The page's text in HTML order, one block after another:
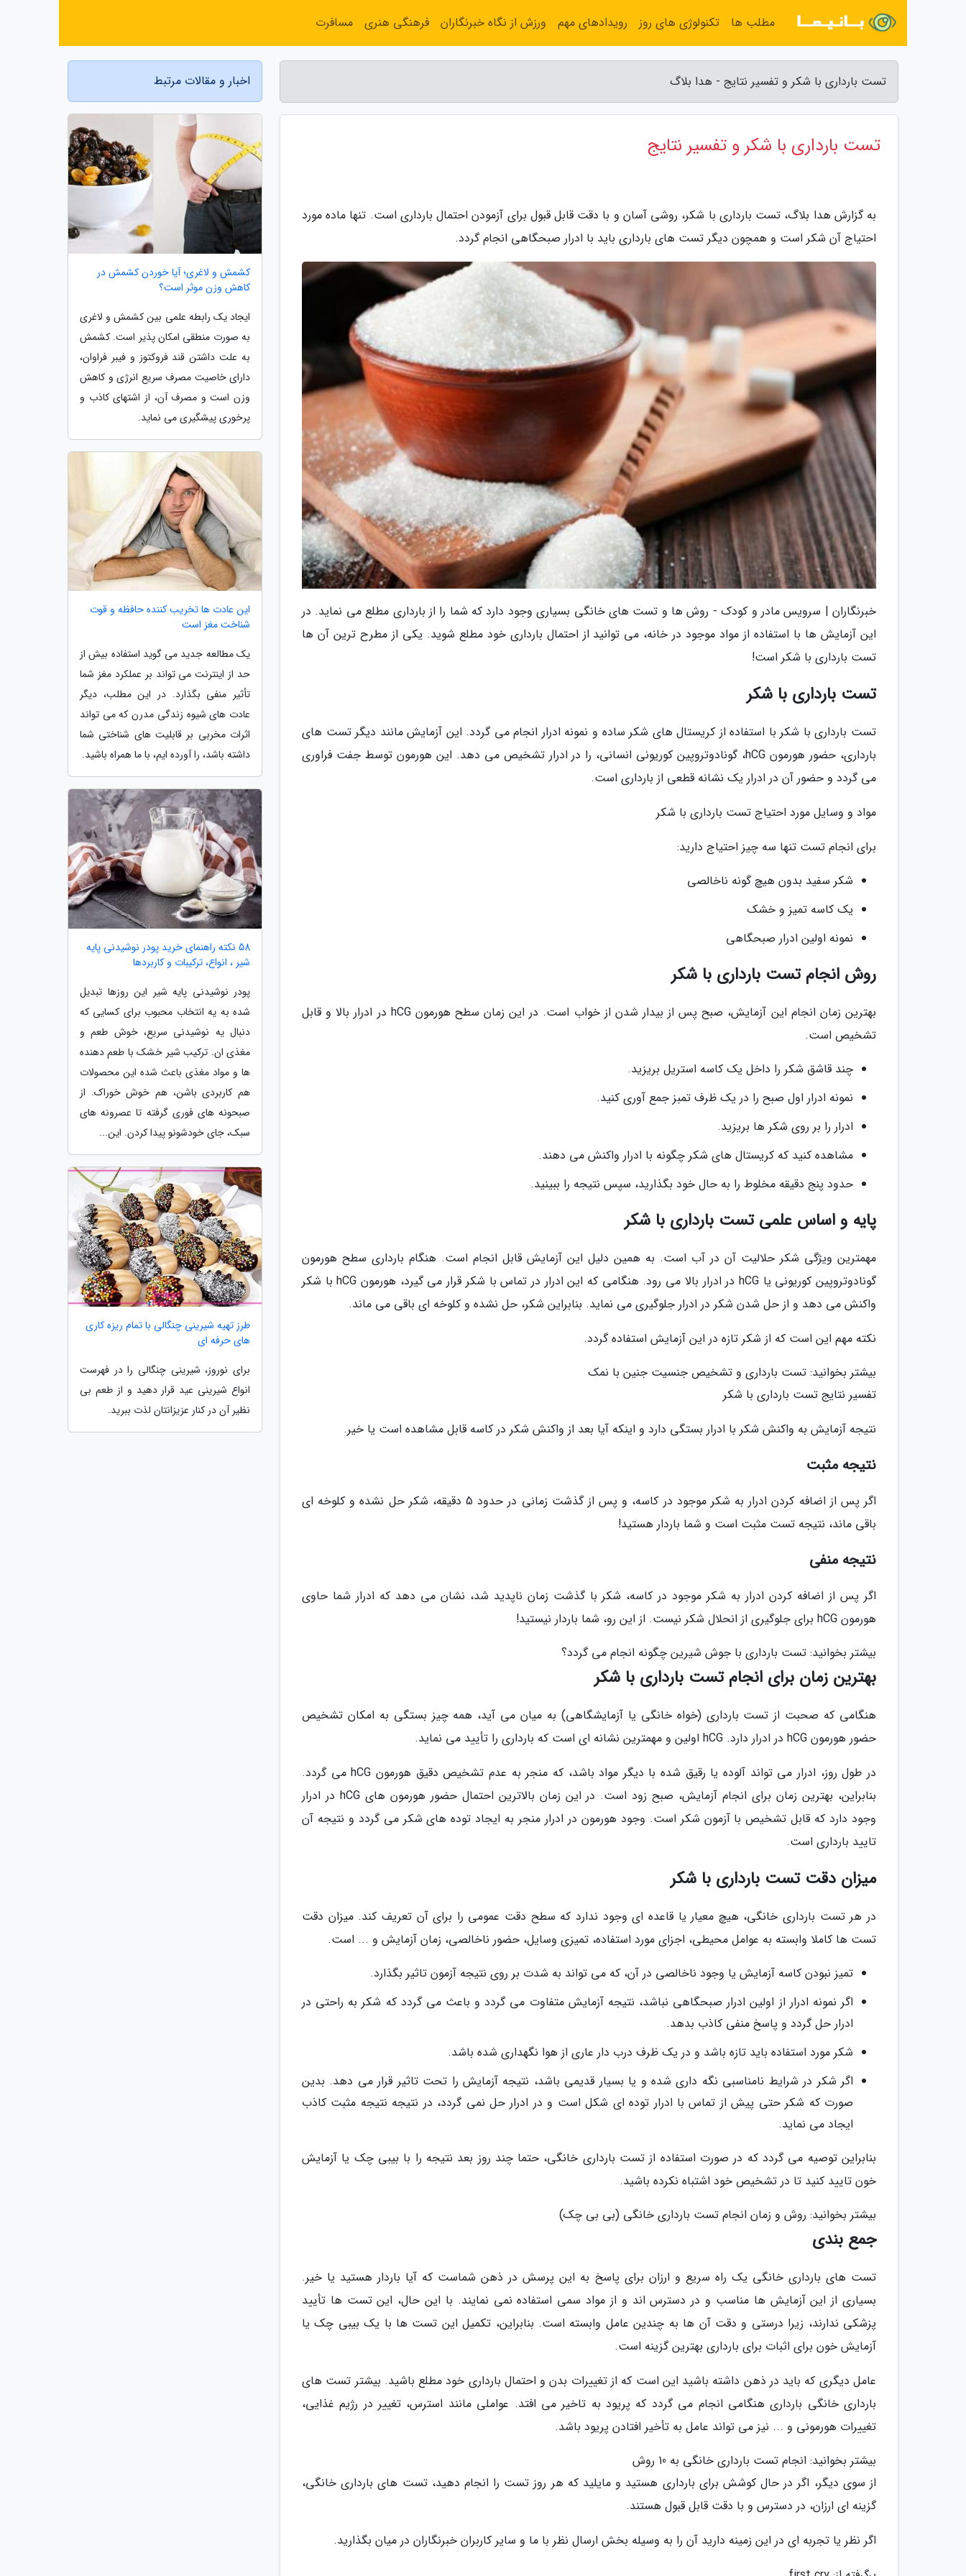
تست بارداری با شکر و تفسیر نتایج - هدا بلاگ
تست بارداری با شکر و تفسیر نتایج
به گزارش هدا بلاگ، تست بارداری با شکر، روشی آسان و با دقت قابل قبول برای آزمودن احتمال بارداری است. تنها ماده مورد
احتیاج آن شکر است و همچون دیگر تست های بارداری باید با ادرار صبحگاهی انجام گردد.
خبرنگاران | سرویس مادر و کودک - روش ها و تست های خانگی بسیاری وجود دارد که شما را از بارداری مطلع می نماید. در
این آزمایش ها با استفاده از مواد موجود در خانه، می توانید از احتمال بارداری خود مطلع شوید. یکی از مطرح ترین آن ها
تست بارداری با شکر است!
تست بارداری با شکر
تست بارداری با شکر با استفاده از کریستال های شکر ساده و نمونه ادرار انجام می گردد. این آزمایش مانند دیگر تست های
بارداری، حضور هورمون hCG، گونادوتروپین کوریونی انسانی، را در ادرار تشخیص می دهد. این هورمون توسط جفت فراوری
می گردد و حضور آن در ادرار یک نشانه قطعی از بارداری است.
مواد و وسایل مورد احتیاج تست بارداری با شکر
برای انجام تست تنها سه چیز احتیاج دارید:
شکر سفید بدون هیچ گونه ناخالصی
یک کاسه تمیز و خشک
نمونه اولین ادرار صبحگاهی
روش انجام تست بارداری با شکر
بهترین زمان انجام این آزمایش، صبح پس از بیدار شدن از خواب است. در این زمان سطح هورمون hCG در ادرار بالا و قابل
تشخیص است.
چند قاشق شکر را داخل یک کاسه استریل بریزید.
نمونه ادرار اول صبح را در یک ظرف تمبز جمع آوری کنید.
ادرار را بر روی شکر ها بریزید.
مشاهده کنید که کریستال های شکر چگونه با ادرار واکنش می دهند.
حدود پنج دقیقه مخلوط را به حال خود بگذارید، سپس نتیجه را ببینید.
پایه و اساس علمی تست بارداری با شکر
مهمترین ویژگی شکر حلالیت آن در آب است. به همین دلیل این آزمایش قابل انجام است. هنگام بارداری سطح هورمون
گونادوتروپین کوریونی یا hCG در ادرار بالا می رود. هنگامی که این ادرار در تماس با شکر قرار می گیرد، هورمون hCG با شکر
واکنش می دهد و از حل شدن شکر در ادرار جلوگیری می نماید. بنابراین شکر، حل نشده و کلوخه ای باقی می ماند.
نکته مهم این است که از شکر تازه در این آزمایش استفاده گردد.
بیشتر بخوانید: تست بارداری و تشخیص جنسیت جنین با نمک
تفسیر نتایج تست بارداری با شکر
نتیجه آزمایش به واکنش شکر با ادرار بستگی دارد و اینکه آیا بعد از واکنش شکر در کاسه قابل مشاهده است یا خیر.
نتیجه مثبت
اگر پس از اضافه کردن ادرار به شکر موجود در کاسه، و پس از گذشت زمانی در حدود 5 دقیقه، شکر حل نشده و کلوخه ای
باقی ماند، نتیجه تست مثبت است و شما باردار هستید!
نتیجه منفی
اگر پس از اضافه کردن ادرار به شکر موجود در کاسه، شکر با گذشت زمان ناپدید شد، نشان می دهد که ادرار شما حاوی
هورمون hCG برای جلوگیری از انحلال شکر نیست. از این رو، شما باردار نیستید!
بیشتر بخوانید: تست بارداری با جوش شیرین چگونه انجام می گردد؟
بهترین زمان برای انجام تست بارداری با شکر
هنگامی که صحبت از تست بارداری (خواه خانگی یا آزمایشگاهی) به میان می آید، همه چیز بستگی به امکان تشخیص
حضور هورمون hCG در ادرار دارد. hCG اولین و مهمترین نشانه ای است که بارداری را تأیید می نماید.
در طول روز، ادرار می تواند آلوده یا رقیق شده با دیگر مواد باشد، که منجر به عدم تشخیص دقیق هورمون hCG می گردد.
بنابراین، بهترین زمان برای انجام آزمایش، صبح زود است. در این زمان بالاترین احتمال حضور هورمون های hCG در ادرار
وجود دارد که قابل تشخیص با آزمون شکر است. وجود هورمون در ادرار منجر به ایجاد توده های شکر می گردد و نتیجه آن
تایید بارداری است.
میزان دقت تست بارداری با شکر
در هر تست بارداری خانگی، هیچ معیار یا قاعده ای وجود ندارد که سطح دقت عمومی را برای آن تعریف کند. میزان دقت
تست ها کاملا وابسته به عوامل محیطی، اجزای مورد استفاده، تمیزی وسایل، حضور ناخالصی، زمان آزمایش و ... است.
تمیز نبودن کاسه آزمایش یا وجود ناخالصی در آن، که می تواند به شدت بر روی نتیجه آزمون تاثیر بگذارد.
اگر نمونه ادرار از اولین ادرار صبحگاهی نباشد، نتیجه آزمایش متفاوت می گردد و باعث می گردد که شکر به راحتی در
ادرار حل گردد و پاسخ منفی کاذب بدهد.
شکر مورد استفاده باید تازه باشد و در یک ظرف درب دار عاری از هوا نگهداری شده باشد.
اگر شکر در شرایط نامناسبی نگه داری شده و یا بسیار قدیمی باشد، نتیجه آزمایش را تحت تاثیر قرار می دهد. بدین
صورت که شکر حتی پیش از تماس با ادرار توده ای شکل است و در ادرار حل نمی گردد، در نتیجه نتیجه مثبت کاذب
ایجاد می نماید.
بنابراین توصیه می گردد که در صورت استفاده از تست بارداری خانگی، حتما چند روز بعد نتیجه را با بیبی چک یا آزمایش
خون تایید کنید تا در تشخیص خود اشتباه نکرده باشید.
بیشتر بخوانید: روش و زمان انجام تست بارداری خانگی (بی بی چک)
جمع بندی
تست های بارداری خانگی یک راه سریع و ارزان برای پاسخ به این پرسش در ذهن شماست که آیا باردار هستید یا خیر.
بسیاری از این آزمایش ها مناسب و در دسترس اند و از مواد سمی استفاده نمی نمایند. با این حال، این تست ها تأیید
پزشکی ندارند، زیرا درستی و دقت آن ها به چندین عامل وابسته است. بنابراین، تکمیل این تست ها با یک بیبی چک یا
آزمایش خون برای اثبات برای بارداری بهترین گزینه است.
عامل دیگری که باید در ذهن داشته باشید این است که از تغییرات بدن و احتمال بارداری خود مطلع باشید. بیشتر تست های
بارداری خانگی بارداری هنگامی انجام می گردد که پریود به تاخیر می افتد. عواملی مانند استرس، تغییر در رژیم غذایی،
تغییرات هورمونی و ... نیز می تواند عامل به تأخیر افتادن پریود باشد.
بیشتر بخوانید: انجام تست بارداری خانگی به 10 روش
از سوی دیگر، اگر در حال کوشش برای بارداری هستید و مایلید که هر روز تست را انجام دهید، تست های بارداری خانگی،
گزینه ای ارزان، در دسترس و با دقت قابل قبول هستند.
اگر نظر یا تجربه ای در این زمینه دارید آن را به وسیله بخش ارسال نظر با ما و سایر کاربران خبرنگاران در میان بگذارید.
اخبار و مقالات مرتبط
کشمش و لاغری؛ آیا خوردن کشمش در
کاهش وزن موثر است؟
ایجاد یک رابطه علمی بین کشمش و لاغری
به صورت منطقی امکان پذیر است. کشمش
به علت داشتن قند فروکتوز و فیبر فراوان،
دارای خاصیت مصرف سریع انرژی و کاهش
وزن است و مصرف آن، از اشتهای کاذب و
پرخوری پیشگیری می نماید.
این عادت ها تخریب کننده حافظه و قوت
شناخت مغز است
یک مطالعه جدید می گوید استفاده بیش از
حد از اینترنت می تواند بر عملکرد مغز شما
تأثیر منفی بگذارد. در این مطلب، دیگر
عادت های شیوه زندگی مدرن که می تواند
اثرات مخربی بر قابلیت های شناختی شما
داشته باشد، را آورده ایم، با ما همراه باشید.
58 نکته راهنمای خرید پودر نوشیدنی پایه
شیر ، انواع، ترکیبات و کاربردها
پودر نوشیدنی پایه شیر این روزها تبدیل
شده به یه انتخاب محبوب برای کسایی که
دنبال یه نوشیدنی سریع، خوش طعم و
مغذی ان. ترکیب شیر خشک با طعم دهنده
ها و مواد مغذی باعث شده این محصولات
هم کاربردی باشن، هم خوش خوراک. از
صبحونه های فوری گرفته تا عصرونه های
سبک، جای خودشونو پیدا کردن. این...
طرز تهیه شیرینی چنگالی با تمام ریزه کاری
های حرفه ای
برای نوروز، شیرینی چنگالی را در فهرست
انواع شیرینی عید قرار دهید و از طعم بی
نظیر آن در کنار عزیزانتان لذت ببرید.
مطلب ها تکنولوژی های روز رویدادهای مهم ورزش از نگاه خبرنگاران فرهنگی هنری مسافرت